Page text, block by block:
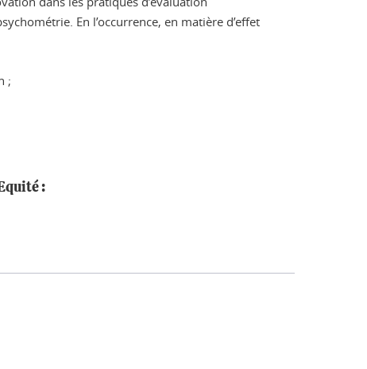
En l’occurrence, en matière d’effet
;
: